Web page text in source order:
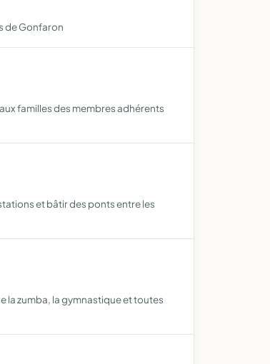
de Gonfaron
familles des membres adhérents
et bâtir des ponts entre les
la zumba, la gymnastique et toutes